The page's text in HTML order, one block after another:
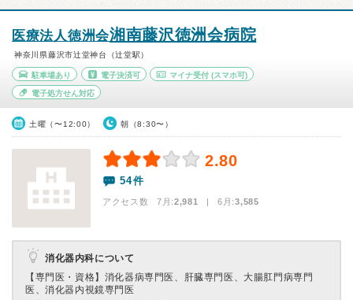
医療法人徳洲会湘南藤沢徳洲会病院
神奈川県藤沢市辻堂神台（辻堂駅）
駐車場あり 電子決済可 マイナ受付 (スマホ可)
電子処方せん対応
土曜（〜12:00） 朝（8:30〜）
2.80
54件
アクセス数 7月:2,981 | 6月:3,585
消化器内科について
【専門医・資格】 消化器病専門医、肝臓専門医、大腸肛門病専門
医、消化器内視鏡専門医